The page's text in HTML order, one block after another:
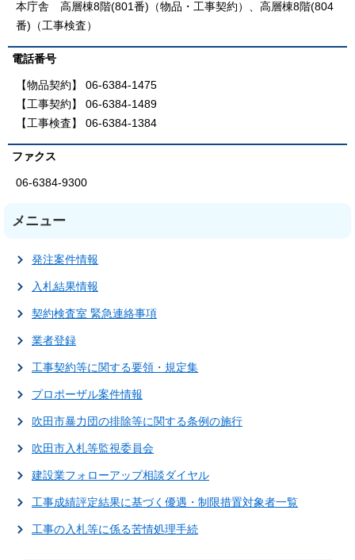
本庁舎 高層棟8階(801番)（物品・工事契約）、高層棟8階(804
番)（工事検査）
電話番号
【物品契約】 06-6384-1475
【工事契約】 06-6384-1489
【工事検査】 06-6384-1384
ファクス
06-6384-9300
メニュー
発注案件情報
入札結果情報
契約検査室 緊急連絡事項
業者登録
工事契約等に関する要領・規定集
プロポーザル案件情報
吹田市暴力団の排除等に関する条例の施行
吹田市入札等監視委員会
建設業フォローアップ相談ダイヤル
工事成績評定結果に基づく優遇・制限措置対象者一覧
工事の入札等に係る苦情処理手続